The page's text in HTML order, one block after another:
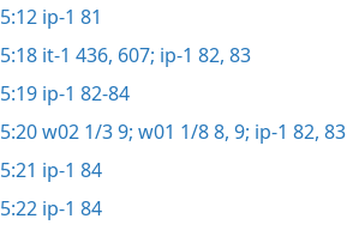
5:12 ip-1 81
5:18 it-1 436, 607; ip-1 82, 83
5:19 ip-1 82-84
5:20w02 1/3 9; w01 1/8 8, 9; ip-1 82, 83
5:21 ip-1 84
5:22 ip-1 84